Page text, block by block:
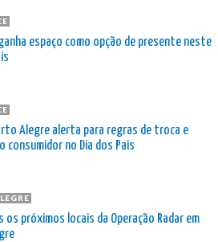
espaço como opção de presente neste
Alegre alerta para regras de troca e
consumidor no Dia dos Pais
os próximos locais da Operação Radar em